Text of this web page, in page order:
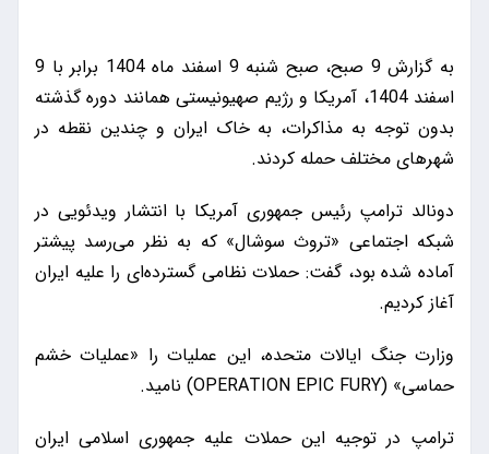
به گزارش 9 صبح، صبح شنبه 9 اسفند ماه 1404 برابر با 9
اسفند 1404، آمریکا و رژیم صهیونیستی همانند دوره گذشته
بدون توجه به مذاکرات، به خاک ایران و چندین نقطه در
شهرهای مختلف حمله کردند.
دونالد ترامپ رئیس جمهوری آمریکا با انتشار ویدئویی در
شبکه اجتماعی «تروث سوشال» که به نظر می‌رسد پیشتر
آماده شده بود، گفت: حملات نظامی گسترده‌ای را علیه ایران
آغاز کردیم.
وزارت جنگ ایالات متحده، این عملیات را «عملیات خشم
حماسی» (OPERATION EPIC FURY) نامید.
ترامپ در توجیه این حملات علیه جمهوری اسلامی ایران